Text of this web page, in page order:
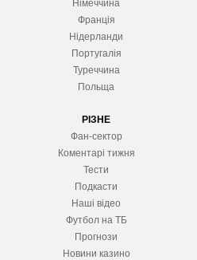
Німеччина
Франція
Нідерланди
Португалія
Туреччина
Польща
РІЗНЕ
Фан-сектор
Коментарі тижня
Тести
Подкасти
Наші відео
Футбол на ТБ
Прогнози
Новини казино